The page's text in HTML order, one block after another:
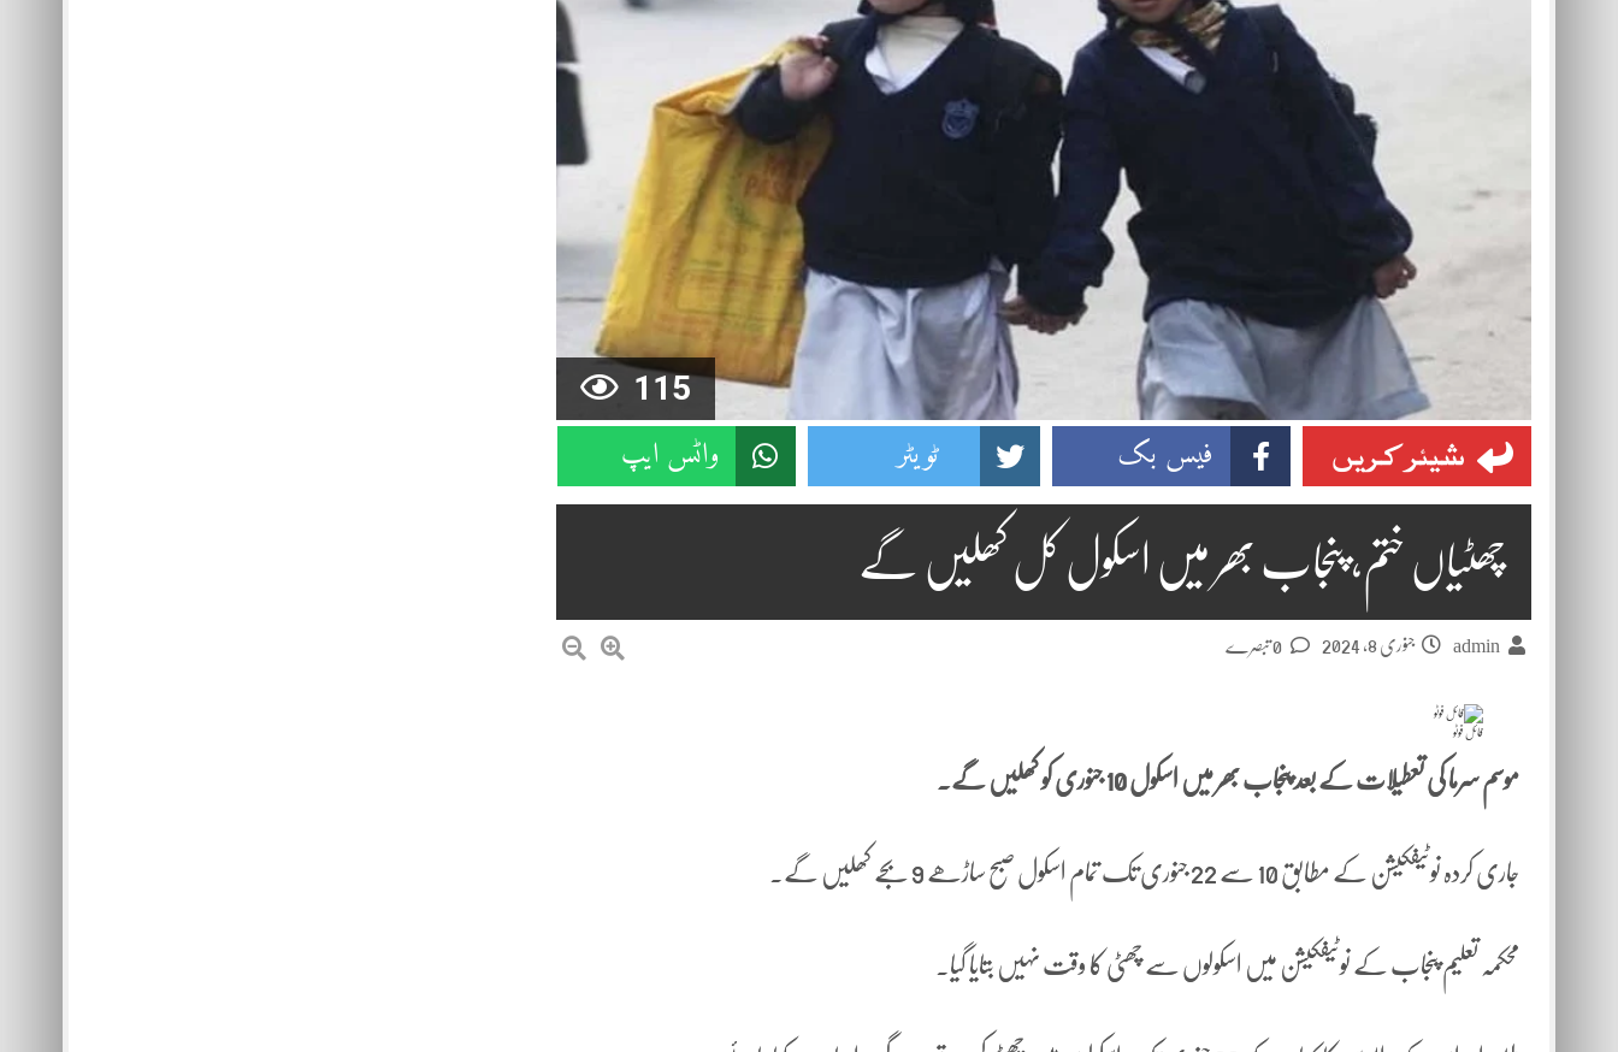
115
شیئر کریں فیس بک ٹویٹر واٹس ایپ
چھٹیاں ختم، پنجاب بھر میں اسکول کل کھلیں گے
admin جنوری 8, 2024
فائل فوٹو
موسم سرما کی تعطیلات کے بعد پنجاب بھر میں اسکول 10 جنوری کو کھلیں گے۔
جاری کردہ نوٹیفکیشن کے مطابق 10 سے 22 جنوری تک تمام اسکول صبح ساڑھے 9 بجے کھلیں گے۔
محکمہ تعلیم پنجاب کے نوٹیفکیشن میں اسکولوں سے چھٹی کا وقت نہیں بتایا گیا۔